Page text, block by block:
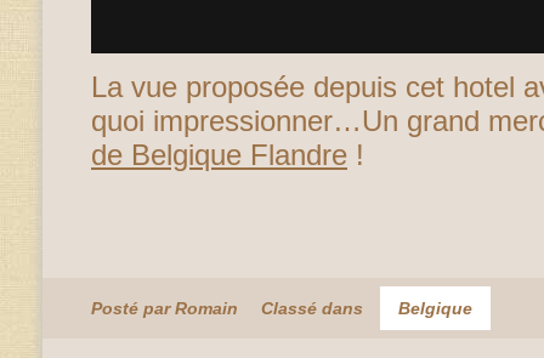
La vue proposée depuis cet hotel
quoi impressionner…Un grand
de Belgique Flandre !
Posté par Romain Classé dans Belgique